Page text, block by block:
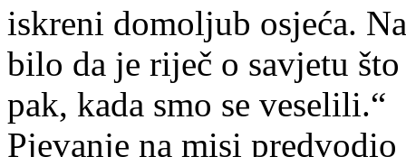
iskreni domoljub osjeća.
bilo da je riječ o savjetu
pak, kada smo se veselili.“
Pjevanje na misi